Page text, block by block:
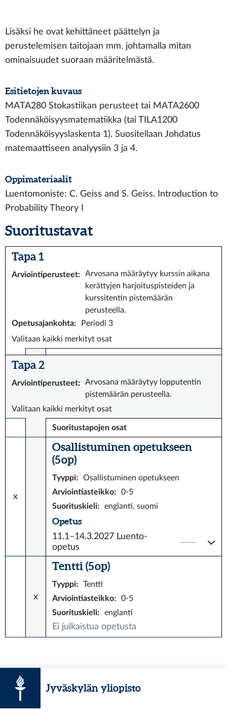
Lisäksi he ovat kehittäneet päättelyn ja
perustelemisen taitojaan mm. johtamalla mitan
ominaisuudet suoraan määritelmästä.
Esitietojen kuvaus
MATA280 Stokastiikan perusteet tai MATA2600
Todennäköisyysmatematiikka (tai TILA1200
Todennäköisyyslaskenta 1). Suositellaan Johdatus
matemaattiseen analyysiin 3 ja 4.
Oppimateriaalit
Luentomoniste: C. Geiss and S. Geiss. Introduction to
Probability Theory I
Suoritustavat
Tapa 1
Arviointiperusteet:
Arvosana määräytyy kurssin aikana
kerättyjen harjoituspisteiden ja
kurssitentin pistemäärän
perusteella.
Opetusajankohta:
Periodi 3
Valitaan kaikki merkityt osat
Tapa 2
Arviointiperusteet:
Arvosana määräytyy lopputentin
pistemäärän perusteella.
Valitaan kaikki merkityt osat
Suoritustapojen osat
x
Osallistuminen opetukseen
(5 op)
Tyyppi:
Osallistuminen opetukseen
Arviointiasteikko:
0-5
Suorituskieli: englanti, suomi
Opetus
11.1–14.3.2027 Luento-
opetus
x
Tentti (5 op)
Tyyppi:
Tentti
Arviointiasteikko:
0-5
Suorituskieli: englanti
Ei julkaistua opetusta
Jyväskylän yliopisto